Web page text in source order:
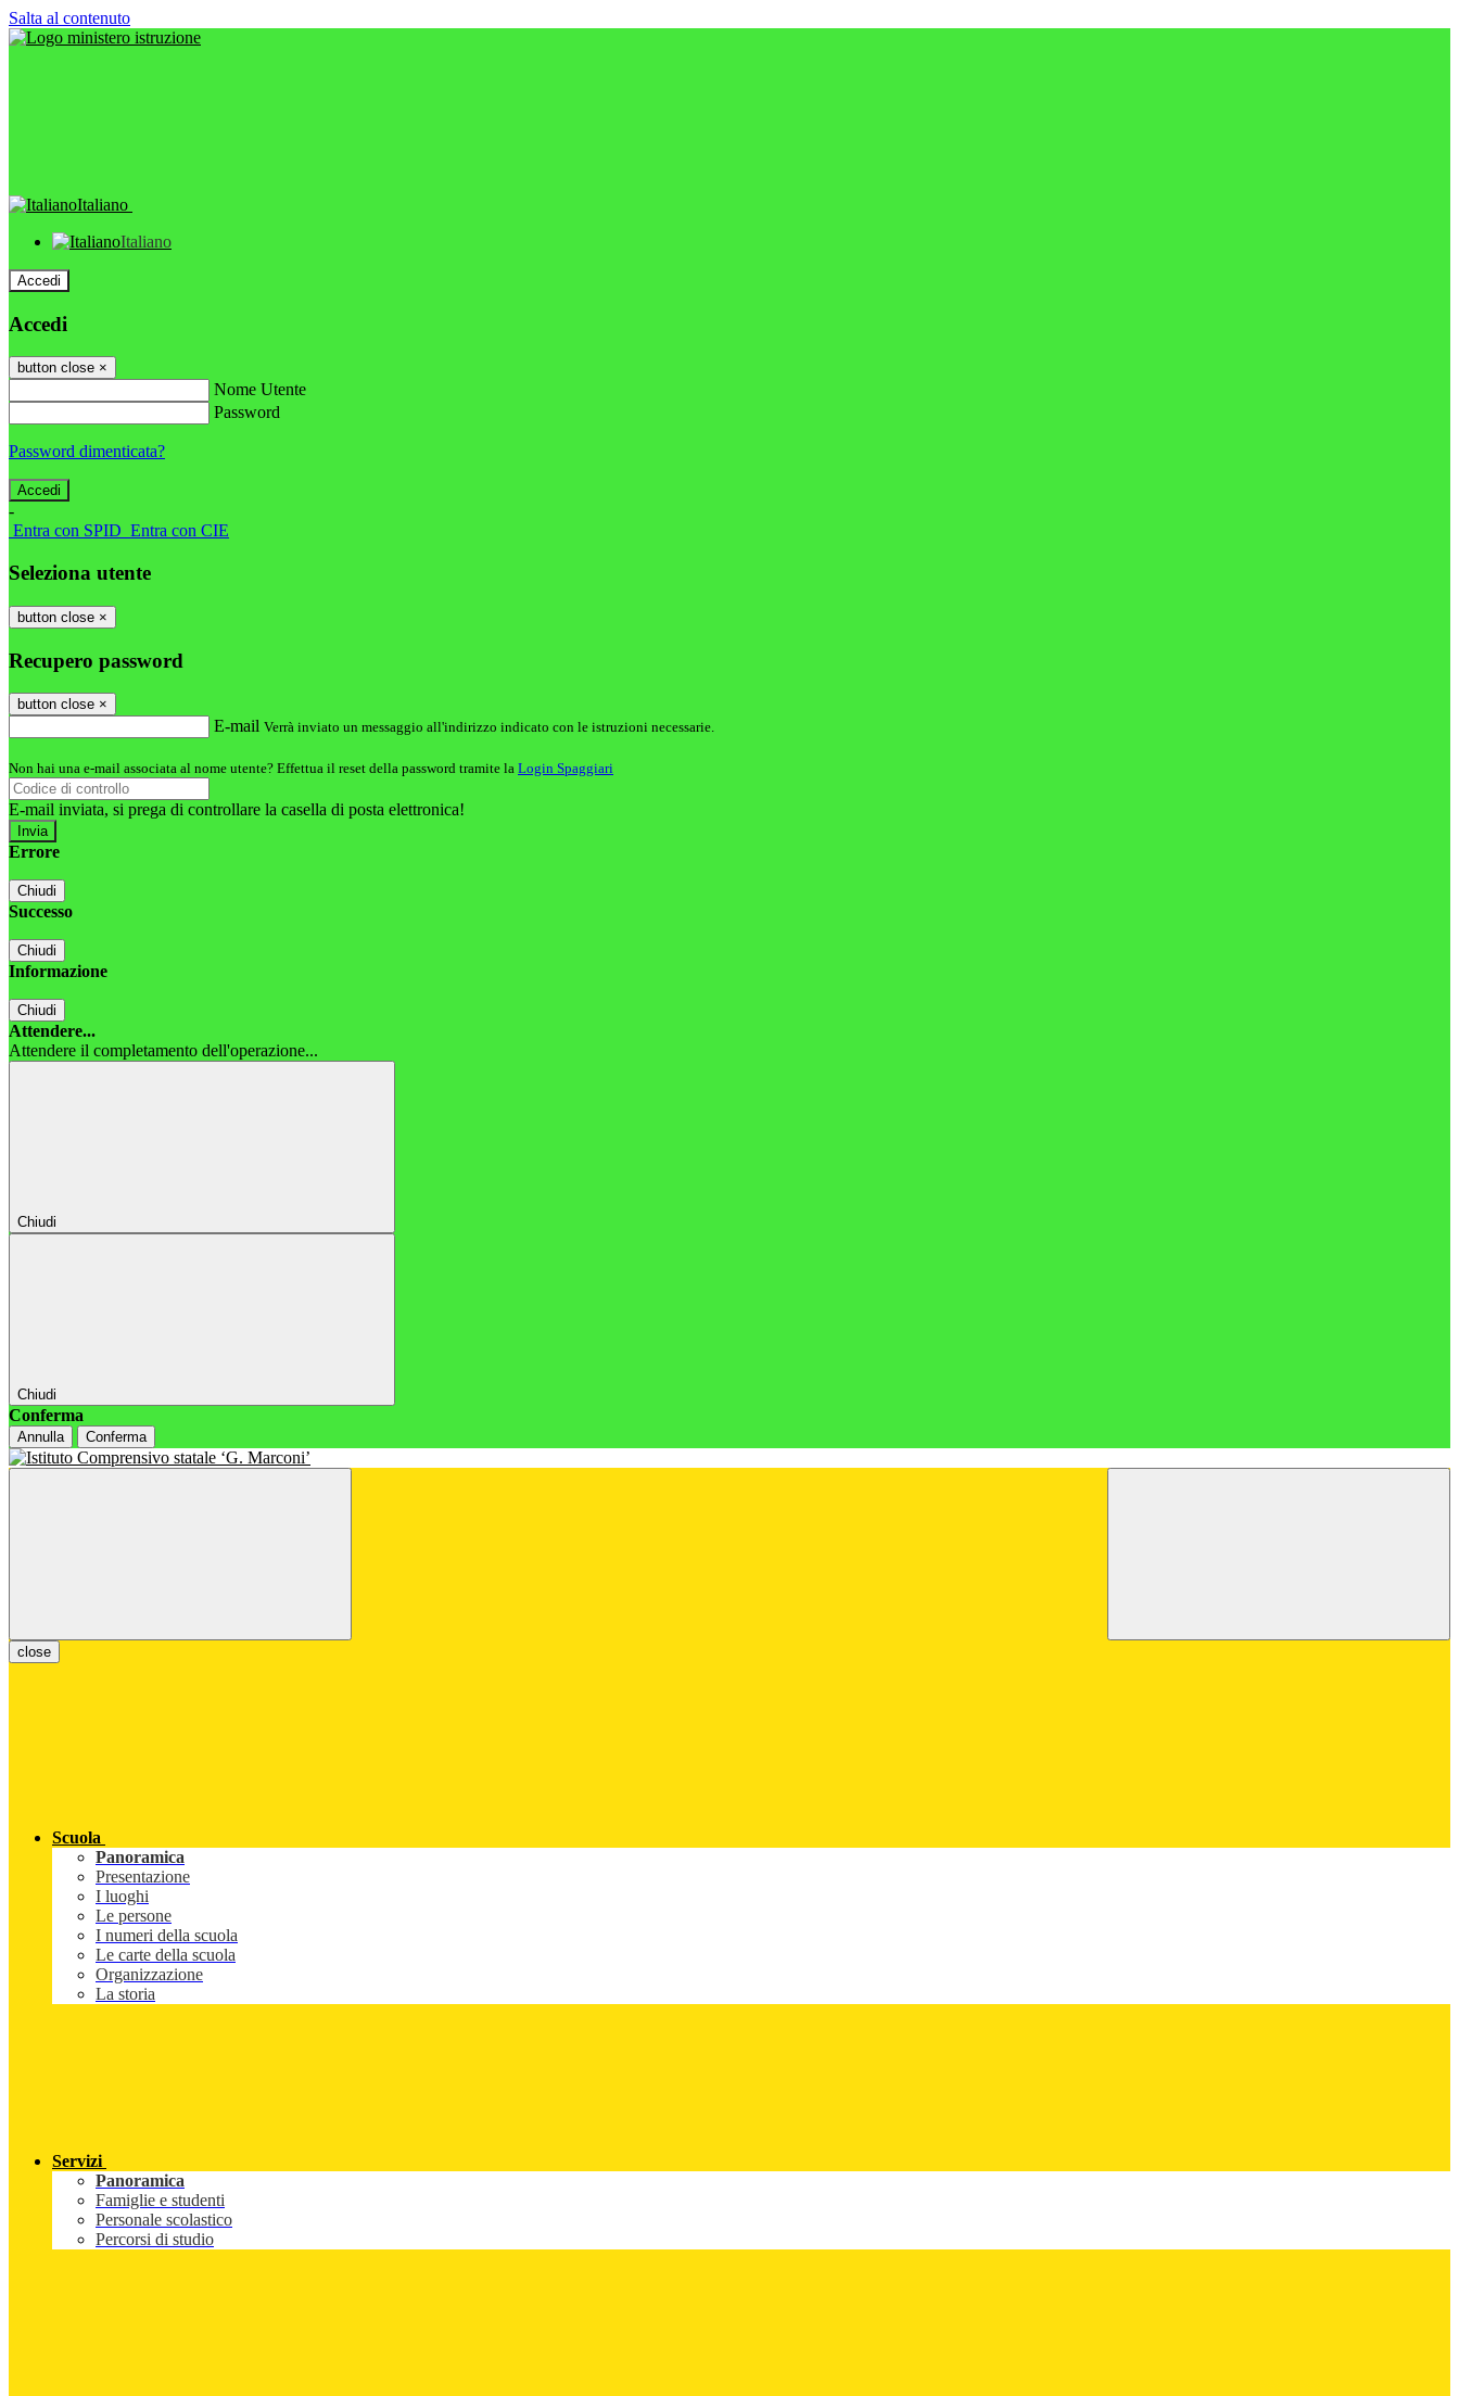
Salta al contenuto
Italiano
Italiano
Accedi
Accedi
button close ×
Nome Utente
Password
Password dimenticata?
-
Entra con SPID Entra con CIE
Seleziona utente
button close ×
Recupero password
button close ×
E-mail Verrà inviato un messaggio all'indirizzo indicato con le istruzioni necessarie.
Non hai una e-mail associata al nome utente? Effettua il reset della password tramite la Login Spaggiari
E-mail inviata, si prega di controllare la casella di posta elettronica!
Errore
Chiudi
Successo
Chiudi
Informazione
Chiudi
Attendere...
Attendere il completamento dell'operazione...
Chiudi
Chiudi
Conferma
Annulla Conferma
close
Scuola
Panoramica
Presentazione
I luoghi
Le persone
I numeri della scuola
Le carte della scuola
Organizzazione
La storia
Servizi
Panoramica
Famiglie e studenti
Personale scolastico
Percorsi di studio